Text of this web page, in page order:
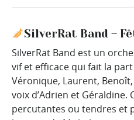
SilverRat Band –
SilverRat Band est un
vif et efficace qui fait la
Véronique, Laurent,
voix d’Adrien et Géraldine.
percutantes ou tendres et